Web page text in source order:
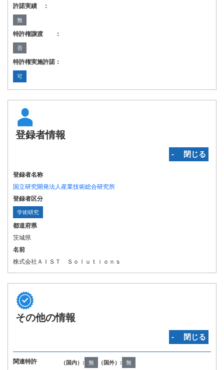
許諾実績 ：
無
特許権譲渡 ：
否
特許権実施許諾：
可
登録者情報
‐ 閉じる
登録者名称
国立研究開発法人産業技術総合研究所
登録者区分
学術研究
都道府県
茨城県
名前
株式会社ＡＩＳＴ Ｓｏｌｕｔｉｏｎｓ
その他の情報
‐ 閉じる
関連特許 （国内）: 無 （国外）: 無